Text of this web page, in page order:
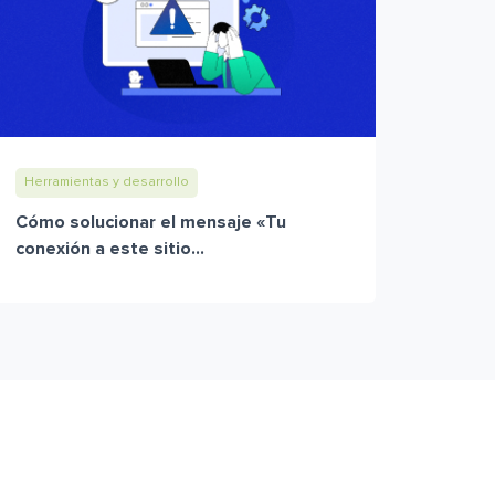
Herramientas y desarrollo
Cómo solucionar el mensaje «Tu
conexión a este sitio...